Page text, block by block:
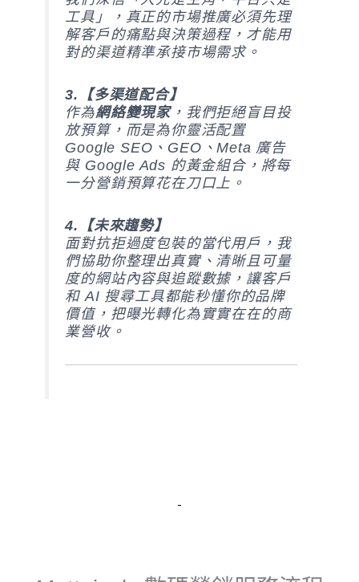
工具」，真正的市場推廣必須先理
解客戶的痛點與決策過程，才能用
對的渠道精準承接市場需求。
3.【多渠道配合】
作為網絡變現家，我們拒絕盲目投
放預算，而是為你靈活配置
Google SEO、GEO、Meta 廣告
與 Google Ads 的黃金組合，將每
一分營銷預算花在刀口上。
4.【未來趨勢】
面對抗拒過度包裝的當代用戶，我
們協助你整理出真實、清晰且可量
度的網站內容與追蹤數據，讓客戶
和 AI 搜尋工具都能秒懂你的品牌
價值，把曝光轉化為實實在在的商
業營收。